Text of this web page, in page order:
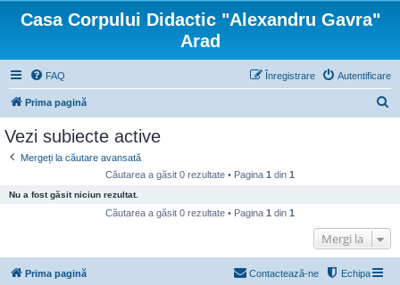
Casa Corpului Didactic "Alexandru Gavra"
Arad
FAQ Autentificare
Înregistrare
Prima pagină
e
Vezi subiecte active
Mergeți la căutare avansată
Căutarea a găsit 0 rezultate • Pagina 1 din 1
Nu a fost găsit niciun rezultat.
Căutarea a găsit 0 rezultate • Pagina 1 din 1
Mergi la
Prima pagină Echipa
Contactează-ne